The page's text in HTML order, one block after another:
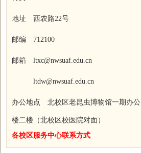
地址 西农路22号
邮编 712100
邮箱 ltxc@nwsuaf.edu.cn
ltdw@nwsuaf.edu.cn
办公地点 北校区老昆虫博物馆一期办公
楼二楼（北校区校医院对面）
各校区服务中心联系方式